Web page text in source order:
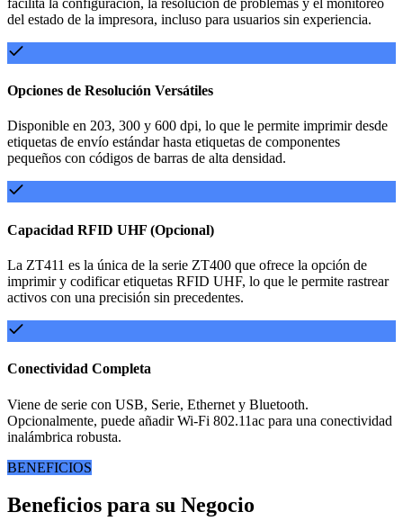
facilita la configuración, la resolución de problemas y el monitoreo
del estado de la impresora, incluso para usuarios sin experiencia.
Opciones de Resolución Versátiles
Disponible en 203, 300 y 600 dpi, lo que le permite imprimir desde
etiquetas de envío estándar hasta etiquetas de componentes
pequeños con códigos de barras de alta densidad.
Capacidad RFID UHF (Opcional)
La ZT411 es la única de la serie ZT400 que ofrece la opción de
imprimir y codificar etiquetas RFID UHF, lo que le permite rastrear
activos con una precisión sin precedentes.
Conectividad Completa
Viene de serie con USB, Serie, Ethernet y Bluetooth.
Opcionalmente, puede añadir Wi-Fi 802.11ac para una conectividad
inalámbrica robusta.
BENEFICIOS
Beneficios para su Negocio